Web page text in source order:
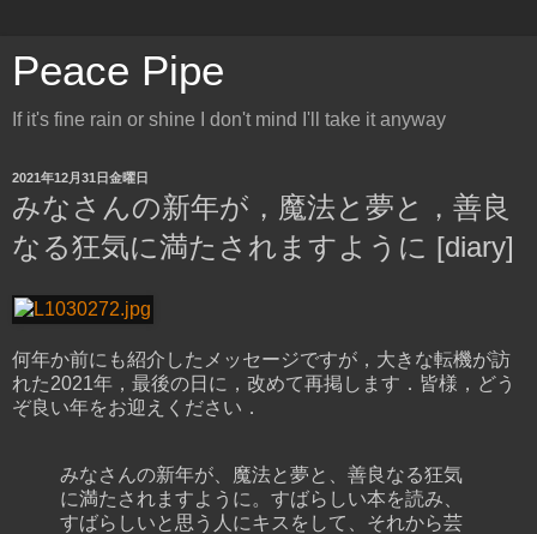
Peace Pipe
If it's fine rain or shine I don't mind I'll take it anyway
2021年12月31日金曜日
みなさんの新年が，魔法と夢と，善良
なる狂気に満たされますように [diary]
何年か前にも紹介したメッセージですが，大きな転機が訪
れた2021年，最後の日に，改めて再掲します．皆様，どう
ぞ良い年をお迎えください．
みなさんの新年が、魔法と夢と、善良なる狂気
に満たされますように。すばらしい本を読み、
すばらしいと思う人にキスをして、それから芸